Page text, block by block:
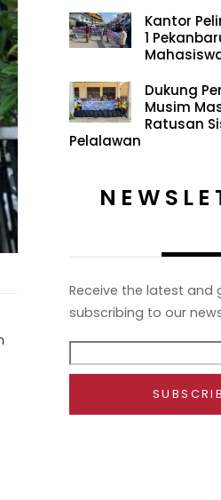
Kantor
1
Dukung
Musim
Ratusan
Pelalawan
Receive the latest and
subscribing to our